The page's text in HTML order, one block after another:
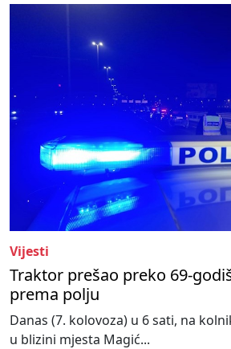
Vijesti
Traktor prešao preko 69-
prema polju
Danas (7. kolovoza) u 6 sati, na
u blizini mjesta Magić...